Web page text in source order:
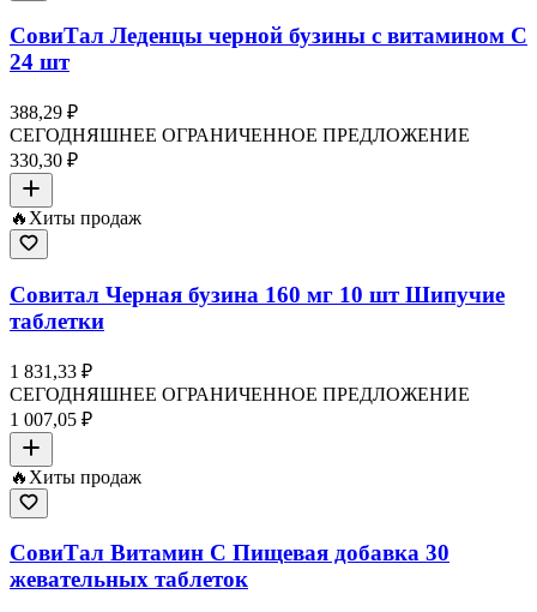
СовиТал Леденцы черной бузины с витамином C
24 шт
388,29 ₽
СЕГОДНЯШНЕЕ ОГРАНИЧЕННОЕ ПРЕДЛОЖЕНИЕ
330,30 ₽
🔥 Хиты продаж
Совитал Черная бузина 160 мг 10 шт Шипучие
таблетки
1 831,33 ₽
СЕГОДНЯШНЕЕ ОГРАНИЧЕННОЕ ПРЕДЛОЖЕНИЕ
1 007,05 ₽
🔥 Хиты продаж
СовиТал Витамин C Пищевая добавка 30
жевательных таблеток